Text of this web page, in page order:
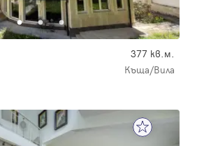
377 кв.м.
Къща/Вила